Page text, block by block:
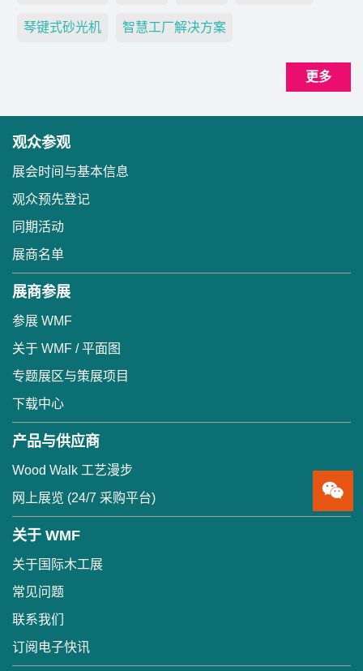
琴键式砂光机 智慧工厂解决方案
更多
观众参观
展会时间与基本信息
观众预先登记
同期活动
展商名单
展商参展
参展 WMF
关于 WMF / 平面图
专题展区与策展项目
下载中心
产品与供应商
Wood Walk 工艺漫步
网上展览 (24/7 采购平台)
关于 WMF
关于国际木工展
常见问题
联系我们
订阅电子快讯